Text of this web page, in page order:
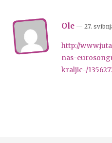
Ole — 27.
http://
nas-
kraljic-/